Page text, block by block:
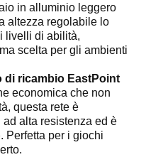
in alluminio leggero
altezza regolabile lo
livelli di abilità,
scelta per gli ambienti
di ricambio EastPoint
economica che non
questa rete è
ad alta resistenza ed è
Perfetta per i giochi